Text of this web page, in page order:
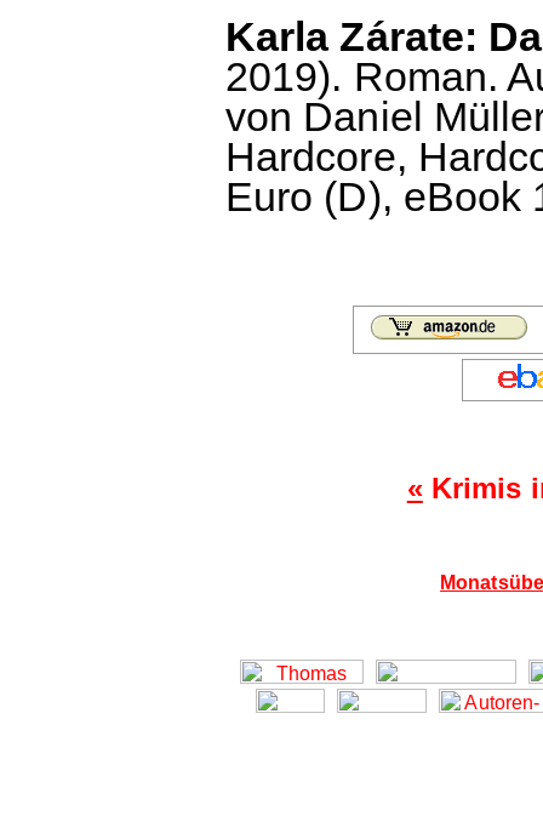
Karla Zárate:
2019). Roman.
von Daniel
Hardcore,
Euro (D), eBook
«Krimis